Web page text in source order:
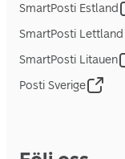
SmartPosti Estland
SmartPosti Lettland
SmartPosti Litauen
Posti Sverige